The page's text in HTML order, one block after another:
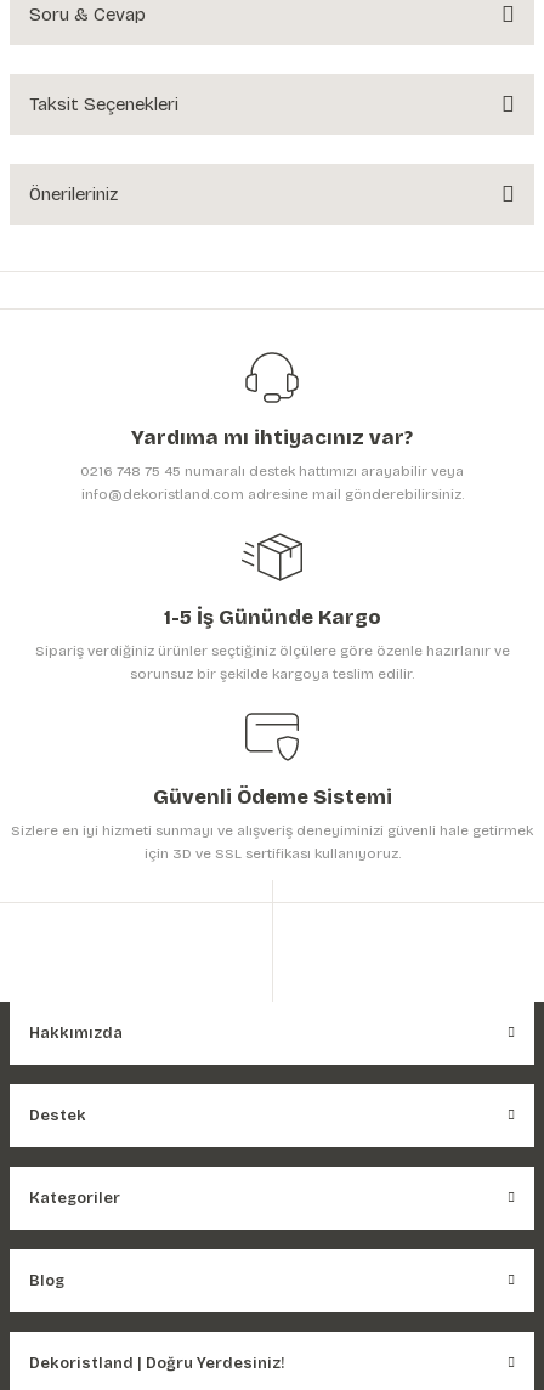
Soru & Cevap
Ürün hakkında henüz soru sorulmamış.
Taksit Seçenekleri
Önerileriniz
yetersiz gördüğünüz noktaları öneri formunu kullanarak tarafımıza
Görüş ve önerileriniz için teşekkür ederiz.
Ürün resmi kalitesiz, bozuk veya görüntülenemiyor.
Ürün bilgilerinde hatalar bulunuyor.
Gönder
Yardıma mı ihtiyacınız var?
0216 748 75 45 numaralı destek hattımızı arayabilir veya
info@dekoristland.com adresine mail gönderebilirsiniz.
1-5 İş Gününde Kargo
Sipariş verdiğiniz ürünler seçtiğiniz ölçülere göre özenle hazırlanır ve
sorunsuz bir şekilde kargoya teslim edilir.
Güvenli Ödeme Sistemi
Sizlere en iyi hizmeti sunmayı ve alışveriş deneyiminizi güvenli hale getirmek
için 3D ve SSL sertifikası kullanıyoruz.
Hakkımızda
Destek
Kategoriler
Blog
Dekoristland | Doğru Yerdesiniz!